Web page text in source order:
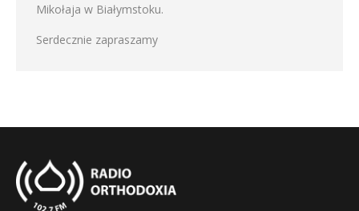
Mikołaja w Białymstoku.
Serdecznie zapraszamy